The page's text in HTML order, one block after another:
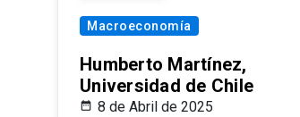
Macroeconomía
Humberto Martínez,
Universidad de Chile
8 de Abril de 2025